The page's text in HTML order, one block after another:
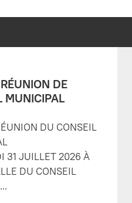
DE
MUNICIPAL
DU CONSEIL
31 JUILLET 2026 À
DU CONSEIL